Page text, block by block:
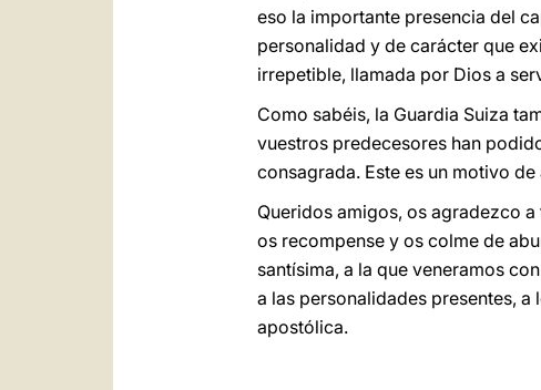
eso la importante presencia del
personalidad y de carácter que
irrepetible, llamada por Dios a
Como sabéis, la Guardia Suiza
vuestros predecesores han
consagrada. Este es un motivo
Queridos amigos, os agradezco
os recompense y os colme de
santísima, a la que veneramos
a las personalidades presentes,
apostólica.